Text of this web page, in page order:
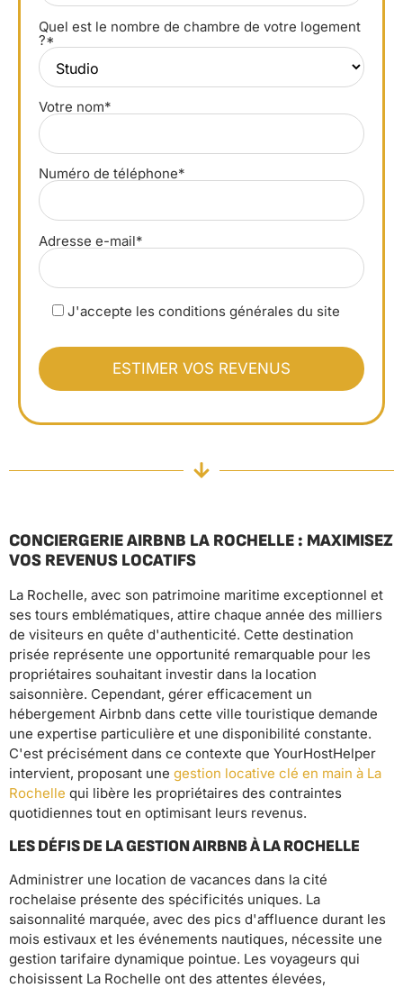
Quel est le nombre de chambre de votre logement
?*
Votre nom*
Numéro de téléphone*
Adresse e-mail*
J'accepte les conditions générales du site
CONCIERGERIE AIRBNB LA ROCHELLE : MAXIMISEZ
VOS REVENUS LOCATIFS
La Rochelle, avec son patrimoine maritime exceptionnel et
ses tours emblématiques, attire chaque année des milliers
de visiteurs en quête d'authenticité. Cette destination
prisée représente une opportunité remarquable pour les
propriétaires souhaitant investir dans la location
saisonnière. Cependant, gérer efficacement un
hébergement Airbnb dans cette ville touristique demande
une expertise particulière et une disponibilité constante.
C'est précisément dans ce contexte que YourHostHelper
intervient, proposant une gestion locative clé en main à La
Rochelle qui libère les propriétaires des contraintes
quotidiennes tout en optimisant leurs revenus.
LES DÉFIS DE LA GESTION AIRBNB À LA ROCHELLE
Administrer une location de vacances dans la cité
rochelaise présente des spécificités uniques. La
saisonnalité marquée, avec des pics d'affluence durant les
mois estivaux et les événements nautiques, nécessite une
gestion tarifaire dynamique pointue. Les voyageurs qui
choisissent La Rochelle ont des attentes élevées,